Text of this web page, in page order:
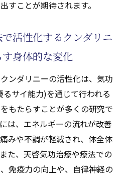
すことが期待されます。
活性化するクンダリニ
身体的な変化
ンダリニーの活性化は、気功
サイ能力)を通じて行われる
もたらすことが多くの研究で
は、エネルギーの流れが改善
みや不調が軽減され、体全体
た、天啓気功治療や療法での
免疫力の向上や、自律神経の